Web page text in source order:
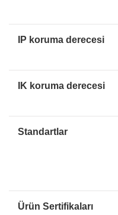
IP koruma derecesi
IK koruma derecesi
Standartlar
Ürün Sertifikaları